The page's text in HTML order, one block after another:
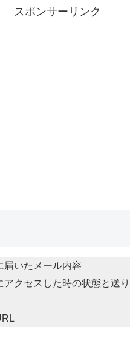
スポンサーリンク
届いたメール内容
アクセスした時の状態と送